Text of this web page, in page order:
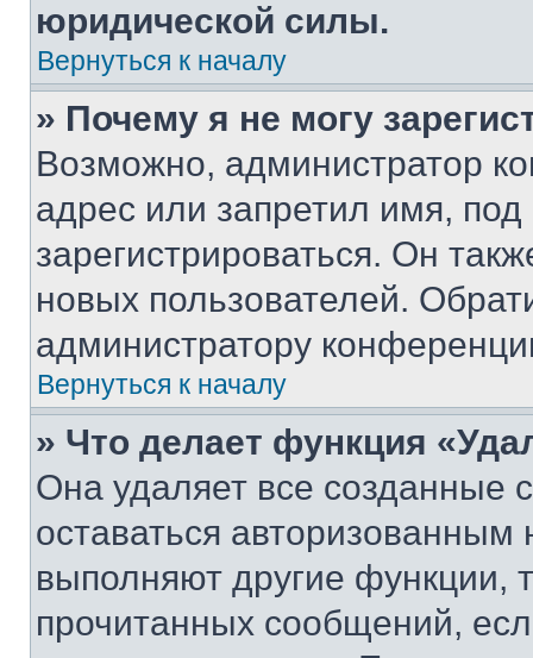
юридической силы.
Вернуться к началу
» Почему я не могу
Возможно, администратор
адрес или запретил имя,
зарегистрироваться. Он
новых пользователей.
администратору
Вернуться к началу
» Что делает функция
Она удаляет все созданные
оставаться
выполняют другие функции,
прочитанных сообщений,